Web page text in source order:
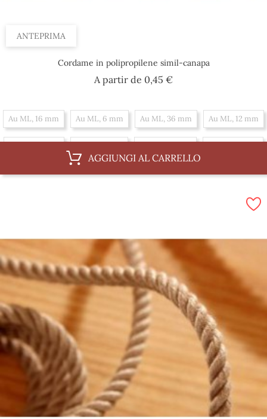
ANTEPRIMA
Cordame in polipropilene simil-canapa
A partir de 0,45 €Prezzo
Au ML, 16 mm Au ML, 6 mm Au ML, 36 mm Au ML, 12 mm
Au ML, 20 mm Au ML, 4 mm Au ML, 10 mm
Al 100 m, 10 mm Al 100 m, 16 mm
Al 100 m, 6 mm Al 100 m, 36 mm
AGGIUNGI AL CARRELLO